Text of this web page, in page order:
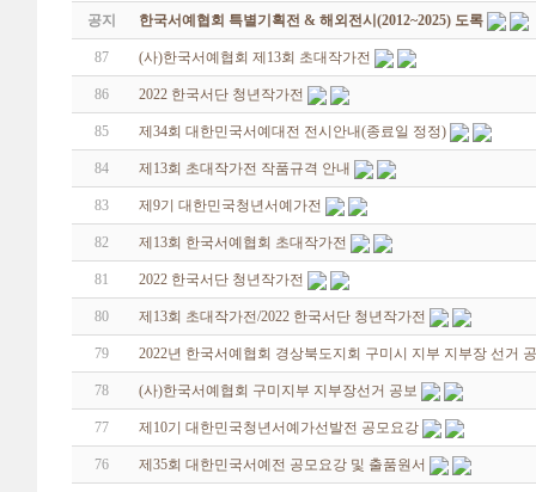
공지 한국서예협회 특별기획전 & 해외전시(2012~2025) 도록
87 (사)한국서예협회 제13회 초대작가전
86 2022 한국서단 청년작가전
85 제34회 대한민국서예대전 전시안내(종료일 정정)
84 제13회 초대작가전 작품규격 안내
83 제9기 대한민국청년서예가전
82 제13회 한국서예협회 초대작가전
81 2022 한국서단 청년작가전
80 제13회 초대작가전/2022 한국서단 청년작가전
79 2022년 한국서예협회 경상북도지회 구미시 지부 지부장 선거
78 (사)한국서예협회 구미지부 지부장선거 공보
77 제10기 대한민국청년서예가선발전 공모요강
76 제35회 대한민국서예전 공모요강 및 출품원서